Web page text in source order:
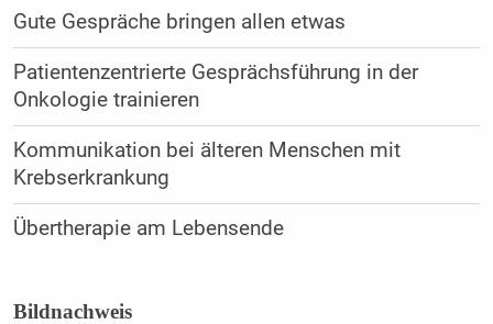
Gute Gespräche bringen allen etwas
Patientenzentrierte Gesprächsführung in der
Onkologie trainieren
Kommunikation bei älteren Menschen mit
Krebserkrankung
Übertherapie am Lebensende
Bildnachweis